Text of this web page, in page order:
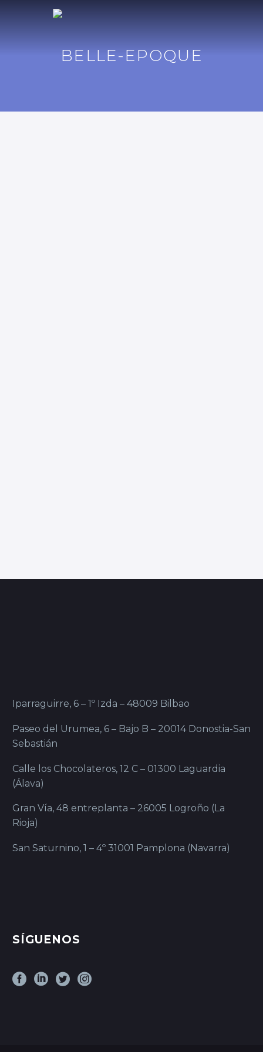
BELLE-EPOQUE
Iparraguirre, 6 – 1º Izda – 48009 Bilbao
Paseo del Urumea, 6 – Bajo B – 20014 Donostia-San
Sebastián
Calle los Chocolateros, 12 C – 01300 Laguardia
(Álava)
Gran Vía, 48 entreplanta – 26005 Logroño (La
Rioja)
San Saturnino, 1 – 4º 31001 Pamplona (Navarra)
SÍGUENOS